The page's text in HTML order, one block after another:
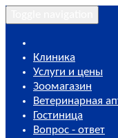
Клиника
Услуги и цены
Зоомагазин
Ветеринарная
Гостиница
Вопрос - ответ